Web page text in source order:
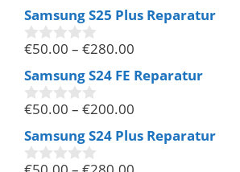
o
n
5
Samsung S25 Plus Reparatur
0
o
n
5
€50.00 – €280.00
Samsung S24 FE Reparatur
0
o
n
5
€50.00 – €200.00
Samsung S24 Plus Reparatur